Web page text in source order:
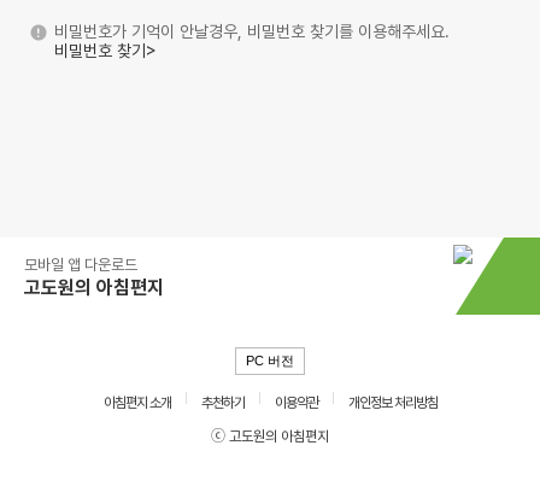
비밀번호가 기억이 안날경우, 비밀번호 찾기를 이용해주세요.
비밀번호 찾기>
모바일 앱 다운로드
고도원의 아침편지
PC 버전
아침편지 소개 추천하기 이용약관
개인정보 처리방침
ⓒ 고도원의 아침편지